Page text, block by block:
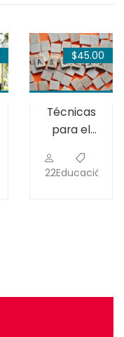
$45.00
Técnicas
para el
formativo
22Educación